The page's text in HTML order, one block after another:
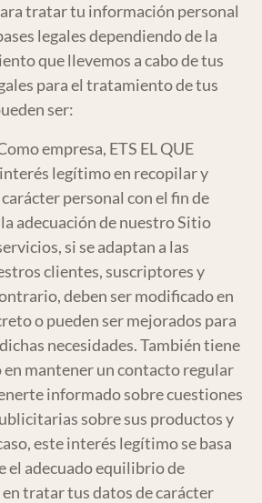
tratar tu información personal
legales dependiendo de la
que llevemos a cabo de tus
para el tratamiento de tus
ser:
empresa, ETS EL QUE
legítimo en recopilar y
personal con el fin de
adecuación de nuestro Sitio
si se adaptan a las
clientes, suscriptores y
deben ser modificado en
o pueden ser mejorados para
necesidades. También tiene
mantener un contacto regular
informado sobre cuestiones
sobre sus productos y
este interés legítimo se basa
el adecuado equilibrio de
tratar tus datos de carácter